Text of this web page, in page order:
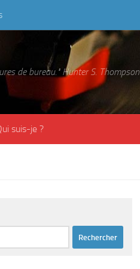
de bureau." Hunter S. Thompson
suis-je ?